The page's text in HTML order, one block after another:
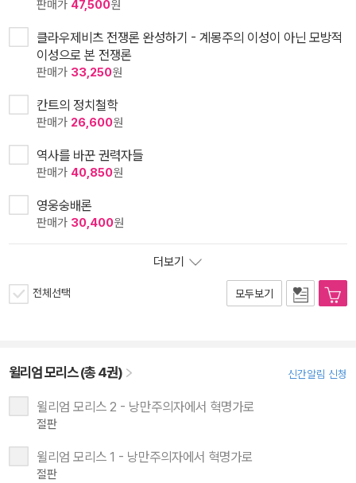
판매가 47,500원
클라우제비츠 전쟁론 완성하기 - 계몽주의 이성이 아닌 모방적
이성으로 본 전쟁론
판매가 33,250원
칸트의 정치철학
판매가 26,600원
역사를 바꾼 권력자들
판매가 40,850원
영웅숭배론
판매가 30,400원
더보기
전체선택 모두보기
윌리엄 모리스 (총 4권) 신간알림 신청
윌리엄 모리스 2 - 낭만주의자에서 혁명가로
절판
윌리엄 모리스 1 - 낭만주의자에서 혁명가로
절판